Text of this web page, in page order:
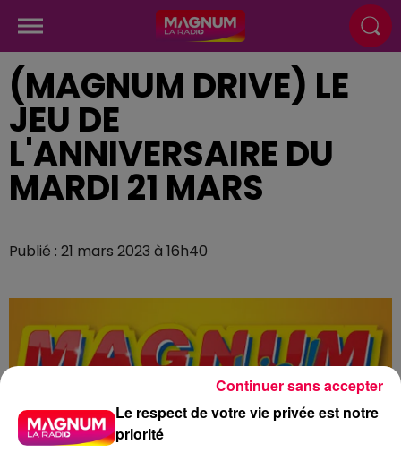
(MAGNUM DRIVE) LE
JEU DE
L'ANNIVERSAIRE DU
MARDI 21 MARS
Publié : 21 mars 2023 à 16h40
Le respect de votre vie privée est notre
priorité
Continuer sans accepter